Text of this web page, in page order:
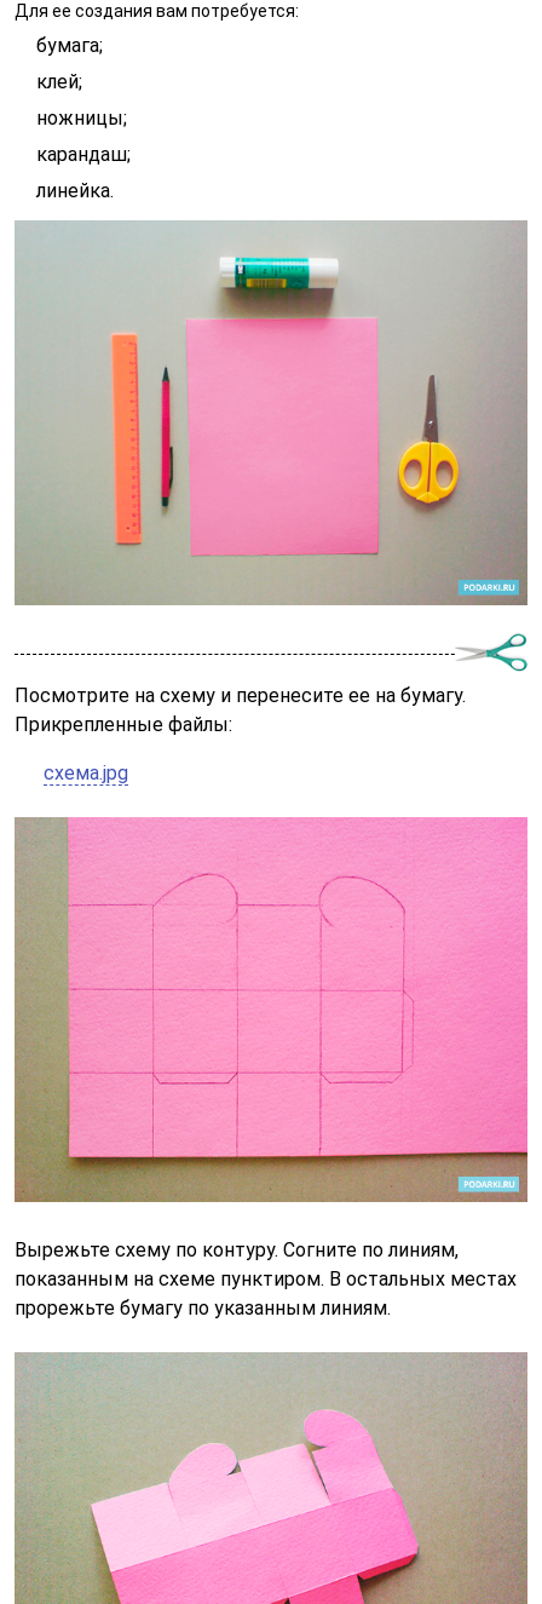
Для ее создания вам потребуется:
бумага;
клей;
ножницы;
карандаш;
линейка.
Посмотрите на схему и перенесите ее на бумагу.
Прикрепленные файлы:
схема.jpg
Вырежьте схему по контуру. Согните по линиям,
показанным на схеме пунктиром. В остальных местах
прорежьте бумагу по указанным линиям.